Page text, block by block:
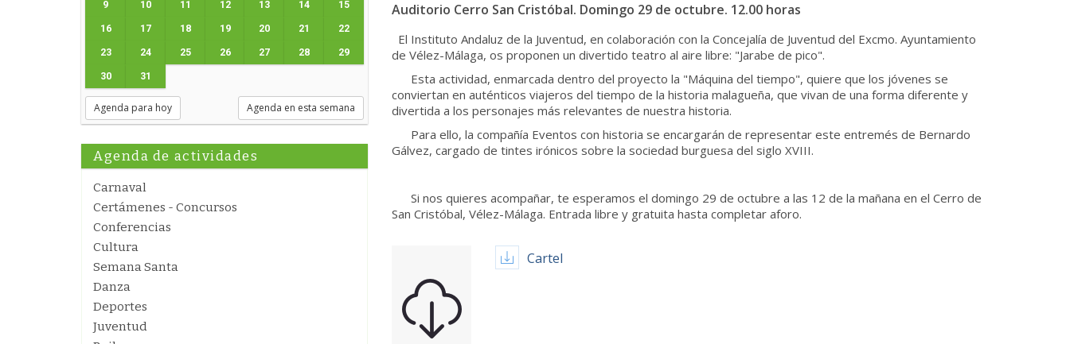
9 10 11 12 13 14 15
16 17 18 19 20 21 22
23 24 25 26 27 28 29
30 31
Agenda para hoy Agenda en esta semana
Agenda de actividades
Carnaval
Certámenes - Concursos
Conferencias
Cultura
Semana Santa
Danza
Deportes
Juventud
Auditorio Cerro San Cristóbal. Domingo 29 de octubre. 12.00 horas
El Instituto Andaluz de la Juventud, en colaboración con la Concejalía de Juventud del Excmo. Ayuntamiento
de Vélez-Málaga, os proponen un divertido teatro al aire libre: "Jarabe de pico".
Esta actividad, enmarcada dentro del proyecto la "Máquina del tiempo", quiere que los jóvenes se
conviertan en auténticos viajeros del tiempo de la historia malagueña, que vivan de una forma diferente y
divertida a los personajes más relevantes de nuestra historia.
Para ello, la compañía Eventos con historia se encargarán de representar este entremés de Bernardo
Gálvez, cargado de tintes irónicos sobre la sociedad burguesa del siglo XVIII.
Si nos quieres acompañar, te esperamos el domingo 29 de octubre a las 12 de la mañana en el Cerro de
San Cristóbal, Vélez-Málaga. Entrada libre y gratuita hasta completar aforo.
Cartel